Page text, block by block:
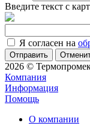
Введите текст с
Я согласен на
2026 ©
Компания
Информация
Помощь
О компании